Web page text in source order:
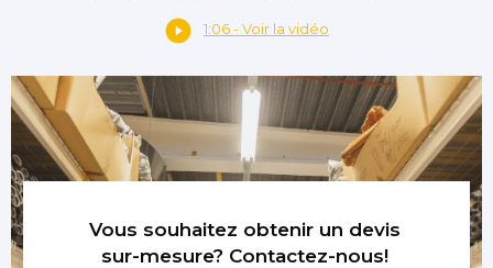
1:06 - Voir la vidéo
Vous souhaitez obtenir un devis
sur-mesure? Contactez-nous!